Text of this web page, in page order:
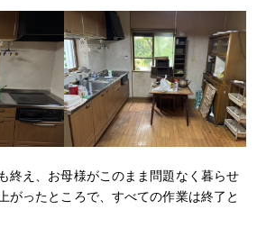
終え、お母様がこのまま問題なく暮らせ
がったところで、すべての作業は終了と